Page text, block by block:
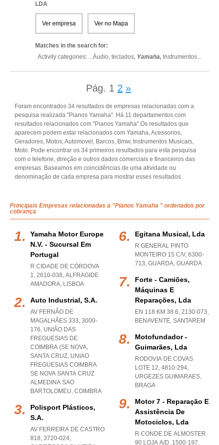
LDA
Ver empresa Ver no Mapa
Matches in the search for:
Activity categories: ...Áudio, teclados, Yamaha, Instrumentos...
Pág. 1 2 »
Foram encontrados 34 resultados de empresas relacionadas com a
pesquisa realizada "Pianos Yamaha". Há 11 departamentos com
resultados relacionados com "Pianos Yamaha".Os resultados que
aparecem podem estar relacionados com Yamaha, Acessorios,
Geradores, Motos, Automovel, Barcos, Bmw, Instrumentos Musicais,
Moto. Pode encontrar os 34 primeiros resultados para esta pesquisa
com o telefone, direção e outros dados comerciais e financeiros das
empresas. Baseamos em coincidências de uma atividade ou
denominação de cada empresa para mostrar esses resultados.
Principais Empresas relacionadas a "Pianos Yamaha " ordenados por
cobrança
Yamaha Motor Europe
N.v. - Sucursal Em
Portugal
R CIDADE DE CÓRDOVA
1, 2610-038, ALFRAGIDE
AMADORA, LISBOA
Auto Industrial, S.a.
AV FERNÃO DE
MAGALHÃES 333, 3000-
176, UNIÃO DAS
FREGUESIAS DE
COIMBRA (SE NOVA,
SANTA CRUZ, UNIAO
FREGUESIAS COIMBRA
SE NOVA SANTA CRUZ
ALMEDINA SAO
BARTOLOMEU, COIMBRA
Polisport Plásticos,
S.a.
AV FERREIRA DE CASTRO
818, 3720-024,
Egitana Musical, Lda
R GENERAL PINTO
MONTEIRO 15 C/V, 6300-
713, GUARDA, GUARDA
Forte - Camiões,
Máquinas E
Reparações, Lda
EN 118 KM 38.6, 2130-073,
BENAVENTE, SANTAREM
Motofundador -
Guimarães, Lda
RODOVIA DE COVAS
LOTE 12, 4810-294,
URGEZES GUIMARAES,
BRAGA
Motor 7 - Reparação E
Assistência De
Motociclos, Lda
R CONDE DE ALMOSTER
90 LOJA A/D, 1500-197,